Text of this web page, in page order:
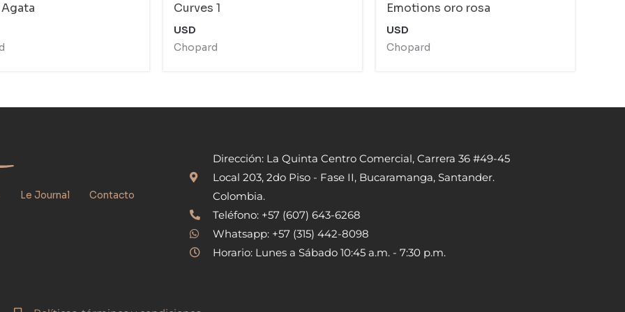
Curves 1
USD
Chopard
Emotions oro rosa
USD
Chopard
Le Journal Contacto
Dirección: La Quinta Centro Comercial, Carrera 36 #49-45
Local 203, 2do Piso - Fase II, Bucaramanga, Santander.
Colombia.
Teléfono: +57 (607) 643-6268
Whatsapp: +57 (315) 442-8098
Horario: Lunes a Sábado 10:45 a.m. - 7:30 p.m.